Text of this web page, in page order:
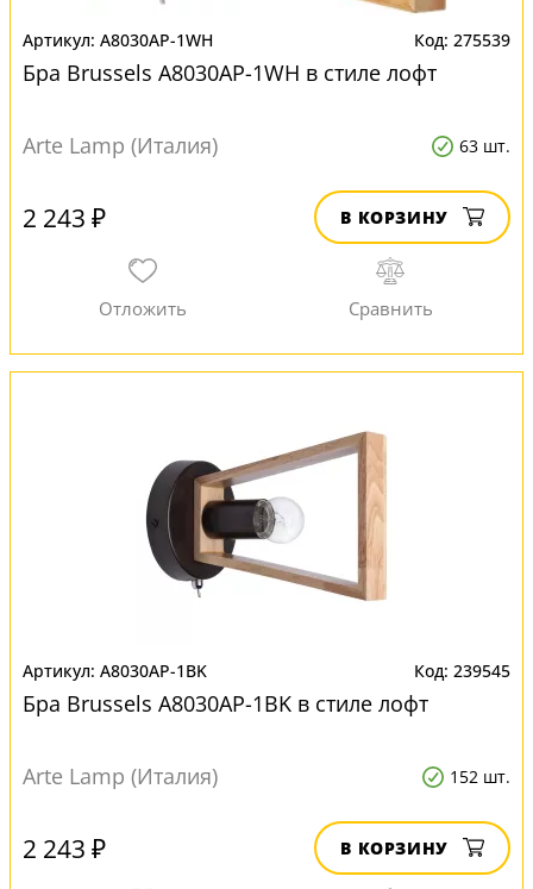
A8030AP-1WH 275539
Бра Brussels A8030AP-1WH в стиле лофт
Arte Lamp (Италия) 63 шт.
2 243 ₽ В КОРЗИНУ
A8030AP-1BK 239545
Бра Brussels A8030AP-1BK в стиле лофт
Arte Lamp (Италия) 152 шт.
2 243 ₽ В КОРЗИНУ